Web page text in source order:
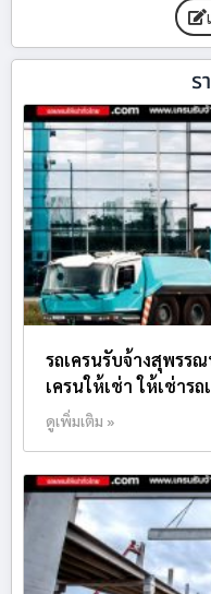
ร
รถเครนรับจ้างสุพรรณ
เครนให้เช่า ให้เช่ารถ
ดูเพิ่มเติม »